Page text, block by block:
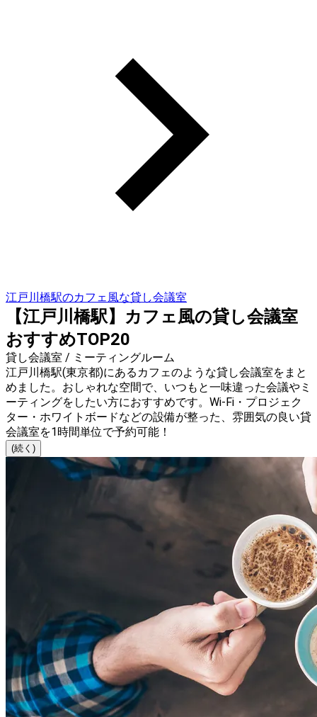
江戸川橋駅のカフェ風な貸し会議室
【江戸川橋駅】カフェ風の貸し会議室
おすすめTOP20
貸し会議室 / ミーティングルーム
江戸川橋駅(東京都)にあるカフェのような貸し会議室をまと
めました。おしゃれな空間で、いつもと一味違った会議やミ
ーティングをしたい方におすすめです。Wi-Fi・プロジェク
ター・ホワイトボードなどの設備が整った、雰囲気の良い貸
会議室を1時間単位で予約可能！
(続く)